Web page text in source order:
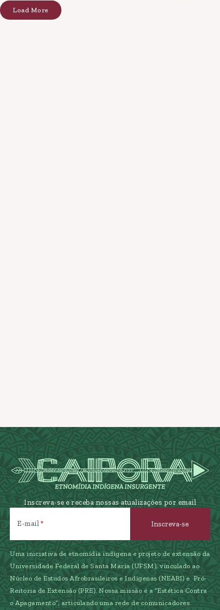
Load More
Inscreva-se e receba nossas atualizações por email
E-mail
Uma iniciativa de etnomídia indígena e projeto de extensão da
Universidade Federal de Santa Maria (UFSM), vinculado ao
Núcleo de Estudos Afrobrasileiros e Indígenas (NEABI) e Pró-
Reitoria de Extensão (PRE). Nossa missão é a “Estética Contra
o Apagamento”, articulando uma rede de comunicadores